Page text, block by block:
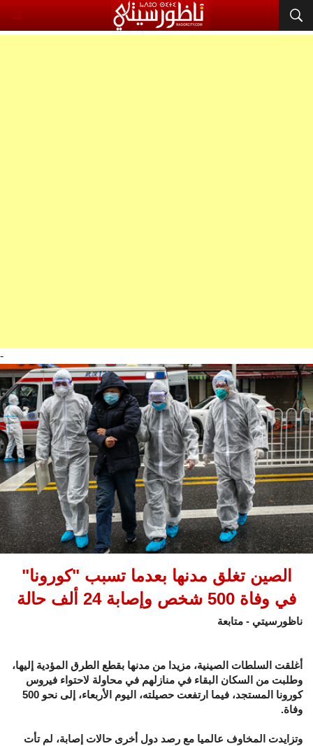
-
الصين تغلق مدنها بعدما تسبب "كورونا"
في وفاة 500 شخص وإصابة 24 ألف حالة
ناظورسيتي - متابعة
أغلقت السلطات الصينية، مزيدا من مدنها بقطع الطرق المؤدية إليها،
وطلبت من السكان البقاء في منازلهم في محاولة لاحتواء فيروس
كورونا المستجد، فيما ارتفعت حصيلته، اليوم الأربعاء، إلى نحو 500
وفاة.
وتزايدت المخاوف عالميا مع رصد دول أخرى حالات إصابة، لم تأت